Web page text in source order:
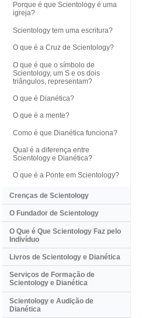
Porque é que Scientology é uma
igreja?
Scientology tem uma escritura?
O que é a Cruz de Scientology?
O que é que o símbolo de
Scientology, um S e os dois
triângulos, representam?
O que é Dianética?
O que é a mente?
Como é que Dianética funciona?
Qual é a diferença entre
Scientology e Dianética?
O que é a Ponte em Scientology?
Crenças de Scientology
O Fundador de Scientology
O Que é Que Scientology Faz pelo
Indivíduo
Livros de Scientology e Dianética
Serviços de Formação de
Scientology e Dianética
Scientology e Audição de
Dianética